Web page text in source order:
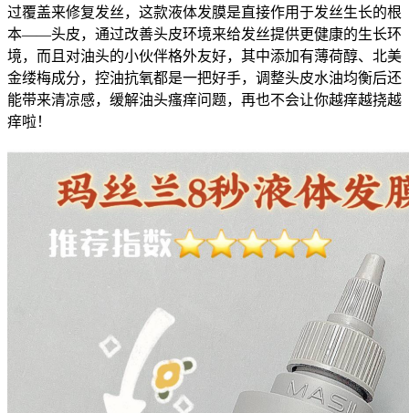
过覆盖来修复发丝，这款液体发膜是直接作用于发丝生长的根
本——头皮，通过改善头皮环境来给发丝提供更健康的生长环
境，而且对油头的小伙伴格外友好，其中添加有薄荷醇、北美
金缕梅成分，控油抗氧都是一把好手，调整头皮水油均衡后还
能带来清凉感，缓解油头瘙痒问题，再也不会让你越痒越挠越
痒啦！